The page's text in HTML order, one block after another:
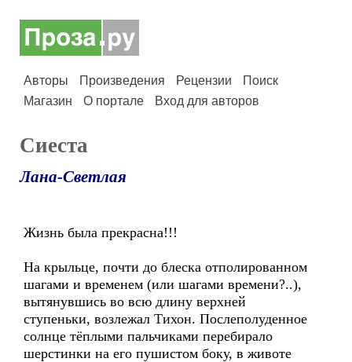
Авторы Произведения Рецензии
Поиск
Магазин
О портале Вход для авторов
Сиеста
Лана-Светлая
Жизнь была прекрасна!!!
На крыльце, почти до блеска отполированном
шагами и временем (или шагами времени?..),
вытянувшись во всю длину верхней
ступеньки, возлежал Тихон. Послеполуденное
солнце тёплыми пальчиками перебирало
шерстинки на его пушистом боку, в животе